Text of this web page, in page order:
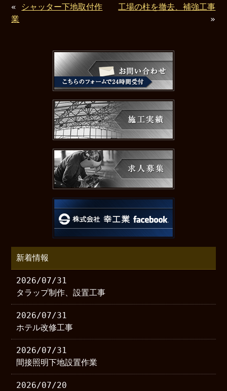
« シャッター下地取付作
業
工場の柱を撤去、補強工事
»
新着情報
2026/07/31
タラップ制作、設置工事
2026/07/31
ホテル改修工事
2026/07/31
間接照明下地設置作業
2026/07/20